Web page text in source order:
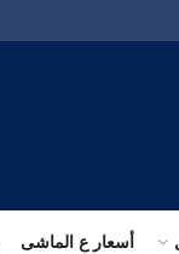
أسعار ع الماشى